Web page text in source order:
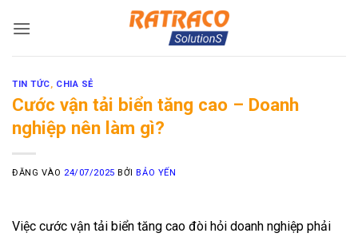
qua
TIN TỨC, CHIA SẺ
Cước vận tải biển tăng cao – Doanh
nghiệp nên làm gì?
ĐĂNG VÀO 24/07/2025 BỞIBẢO YẾN
Việc cước vận tải biển tăng cao đòi hỏi doanh nghiệp phải